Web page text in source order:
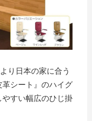
り日本の家に合う
シート』のハイグ
すい幅広のひじ掛